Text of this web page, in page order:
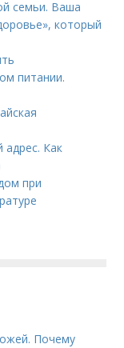
семьи. Ваша
который
питании.
Как
при
Почему